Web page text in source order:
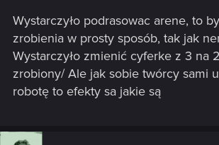
:
Wystarczyło podrasowac arene, to
zrobienia w prosty sposób, tak jak
Wystarczyło zmienić cyferke z 3 na
zrobiony/ Ale jak sobie twórcy sami
robotę to efekty sa jakie są